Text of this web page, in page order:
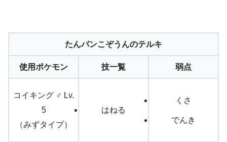
たんパンこぞうんのテルキ
使用ポケモン 技一覧 弱点
コイキング ♂ Lv.
5
（みずタイプ）
はねる
くさ
でんき